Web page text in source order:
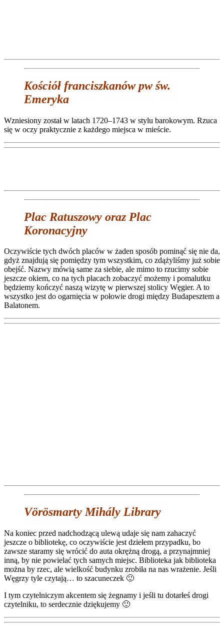
Kościół franciszkanów pw św.
Emeryka
Wzniesiony został w latach 1720–1743 w stylu barokowym. Rzuca
się w oczy praktycznie z każdego miejsca w mieście.
Plac Ratuszowy oraz Plac
Koronacyjny
Oczywiście tych dwóch placów w żaden sposób pominąć się nie da,
gdyż znajdują się pomiędzy tym wszystkim, co zdążyliśmy już sobie
obejść. Nazwy mówią same za siebie, ale mimo to rzucimy sobie
jeszcze okiem, co na tych placach zobaczyć możemy i pomalutku
będziemy kończyć naszą wizytę w pierwszej stolicy Węgier. A to
wszystko jest do ogarnięcia w połowie drogi między Budapesztem a
Balatonem.
Vörösmarty Mihály Library
Na koniec przed nadchodzącą ulewą udaje się nam zahaczyć
jeszcze o bibliotekę, co oczywiście jest dziełem przypadku, bo
zawsze staramy się wrócić do auta okrężną drogą, a przynajmniej
inną, by nie powielać tych samych miejsc. Biblioteka jak biblioteka
można by rzec, ale wielkość budynku zrobiła na nas wrażenie. Jeśli
Węgrzy tyle czytają… to szacuneczek 🙂
I tym czytelniczym akcentem się żegnamy i jeśli tu dotarłeś drogi
czytelniku, to serdecznie dziękujemy 🙂